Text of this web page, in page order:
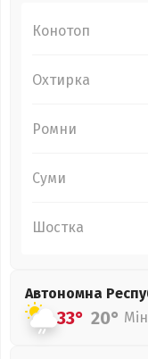
Конотоп
Охтирка
Ромни
Суми
Шостка
Автономна
33° 20°